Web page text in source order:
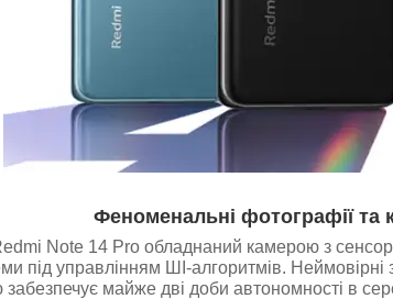
Феноменальні фотографії
Note 14 Pro обладнаний камерою з
під управлінням ШІ-алгоритмів.
майже дві доби автономності в